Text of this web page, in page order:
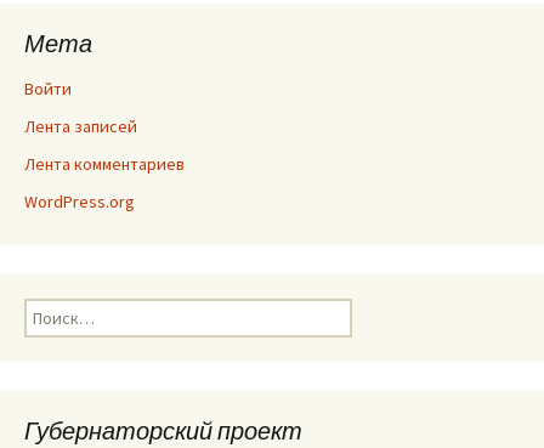
Мета
Войти
Лента записей
Лента комментариев
WordPress.org
Найти:
Губернаторский проект